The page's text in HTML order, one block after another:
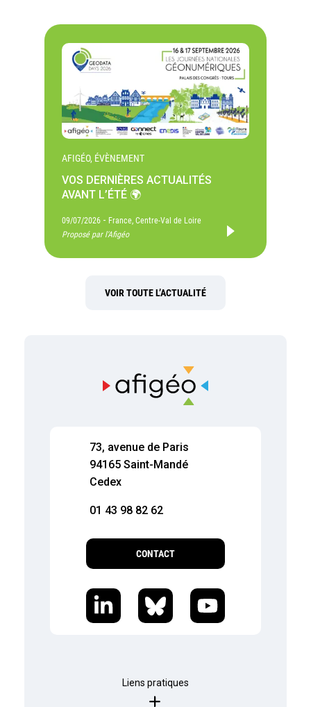
AFIGÉO, ÉVÈNEMENT
VOS DERNIÈRES ACTUALITÉS
AVANT L’ÉTÉ 🌍
09/07/2026 - France, Centre-Val de Loire
Proposé par l'Afigéo
VOIR TOUTE L’ACTUALITÉ
73, avenue de Paris
94165 Saint-Mandé
Cedex
01 43 98 82 62
CONTACT
Liens pratiques